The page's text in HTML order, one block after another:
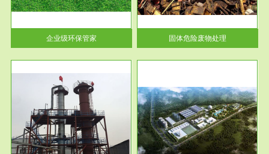
企业级环保管家
们在生产建设、日常生活和其他
活动中...
固体危险废物处理
服务范围
市政固废处理
蔚蓝生态环境科技所从事的市政